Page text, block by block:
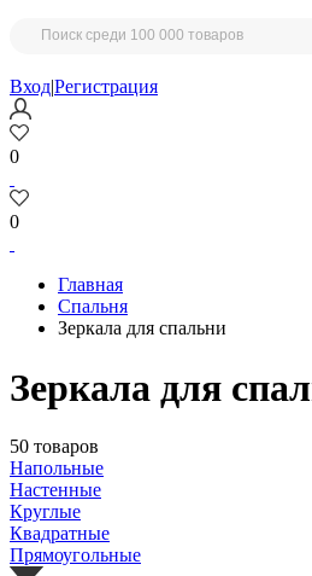
Вход|Регистрация
0
0
Главная
Спальня
Зеркала для спальни
Зеркала для
50 товаров
Напольные
Настенные
Круглые
Квадратные
Прямоугольные